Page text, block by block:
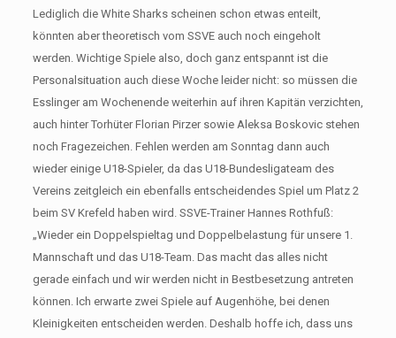
Lediglich die White Sharks scheinen schon etwas enteilt,
könnten aber theoretisch vom SSVE auch noch eingeholt
werden. Wichtige Spiele also, doch ganz entspannt ist die
Personalsituation auch diese Woche leider nicht: so müssen die
Esslinger am Wochenende weiterhin auf ihren Kapitän verzichten,
auch hinter Torhüter Florian Pirzer sowie Aleksa Boskovic stehen
noch Fragezeichen. Fehlen werden am Sonntag dann auch
wieder einige U18-Spieler, da das U18-Bundesligateam des
Vereins zeitgleich ein ebenfalls entscheidendes Spiel um Platz 2
beim SV Krefeld haben wird. SSVE-Trainer Hannes Rothfuß:
„Wieder ein Doppelspieltag und Doppelbelastung für unsere 1.
Mannschaft und das U18-Team. Das macht das alles nicht
gerade einfach und wir werden nicht in Bestbesetzung antreten
können. Ich erwarte zwei Spiele auf Augenhöhe, bei denen
Kleinigkeiten entscheiden werden. Deshalb hoffe ich, dass uns